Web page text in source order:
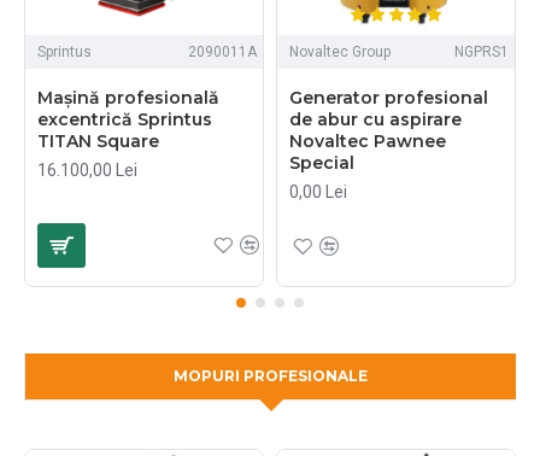
Sprintus 2090011A
Mașină profesională
excentrică Sprintus
TITAN Square
16.100,00 Lei
Novaltec Group NGPRS1
Generator profesional
de abur cu aspirare
Novaltec Pawnee
Special
0,00 Lei
MOPURI PROFESIONALE